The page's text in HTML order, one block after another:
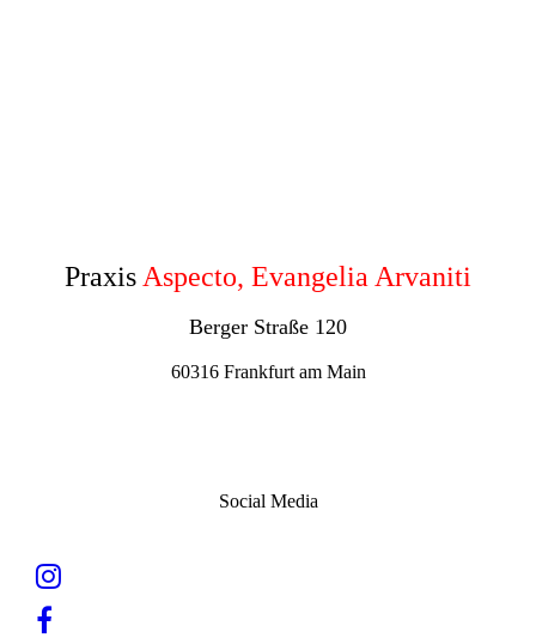
Praxis Aspecto, Evangelia Arvaniti
Berger Straße 120
60316 Frankfurt am Main
Social Media